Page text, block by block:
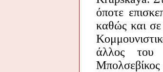
όποτε
καθώς και
άλλος του
Μπολσεβίκος